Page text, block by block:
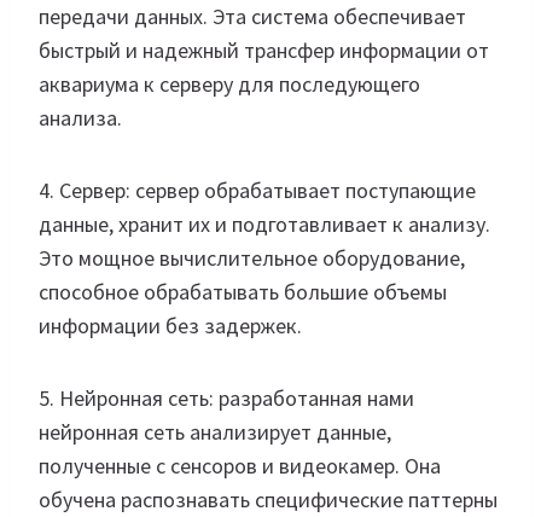
передачи данных. Эта система обеспечивает
быстрый и надежный трансфер информации от
аквариума к серверу для последующего
анализа.
4. Сервер: сервер обрабатывает поступающие
данные, хранит их и подготавливает к анализу.
Это мощное вычислительное оборудование,
способное обрабатывать большие объемы
информации без задержек.
5. Нейронная сеть: разработанная нами
нейронная сеть анализирует данные,
полученные с сенсоров и видеокамер. Она
обучена распознавать специфические паттерны